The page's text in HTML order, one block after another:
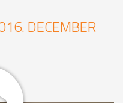
DECEMBER